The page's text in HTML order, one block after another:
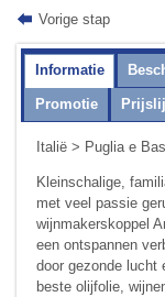
Vorige stap
Informatie
Promotie
Italië > Puglia e
Kleinschalige,
met veel passie
wijnmakerskoppel
een ontspannen
door gezonde lucht
beste olijfolie,